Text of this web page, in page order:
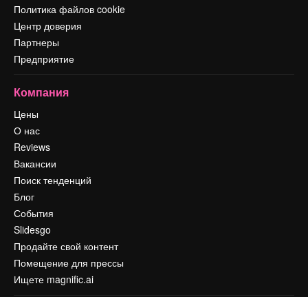
Политика файлов cookie
Центр доверия
Партнеры
Предприятие
Компания
Цены
О нас
Reviews
Вакансии
Поиск тенденций
Блог
События
Slidesgo
Продайте свой контент
Помещение для прессы
Ищете magnific.ai